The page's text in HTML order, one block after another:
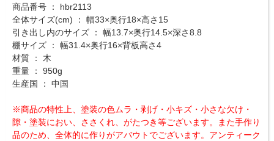
商品番号 ： hbr2113
全体サイズ(cm) ： 幅33×奥行18×高さ15
引き出し内のサイズ ： 幅13.7×奥行14.5×深さ8.8
棚サイズ ： 幅31.4×奥行16×背板高さ4
材質 ： 木
重量 ： 950g
生産国 ： 中国
※商品の特性上、塗装の色ムラ・剥げ・小キズ・小さな欠け・
隙・塗装におい、ささくれ、がたつき等ございます。また手作り
品のため、全体的に作りがアバウトでございます。アンティーク